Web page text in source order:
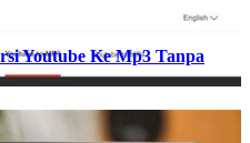
Youtube Ke Mp3 Tanpa